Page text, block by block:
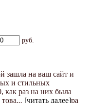
руб.
зашла на ваш сайт и
и стильных
как раз на них была
... [читать далее]ра